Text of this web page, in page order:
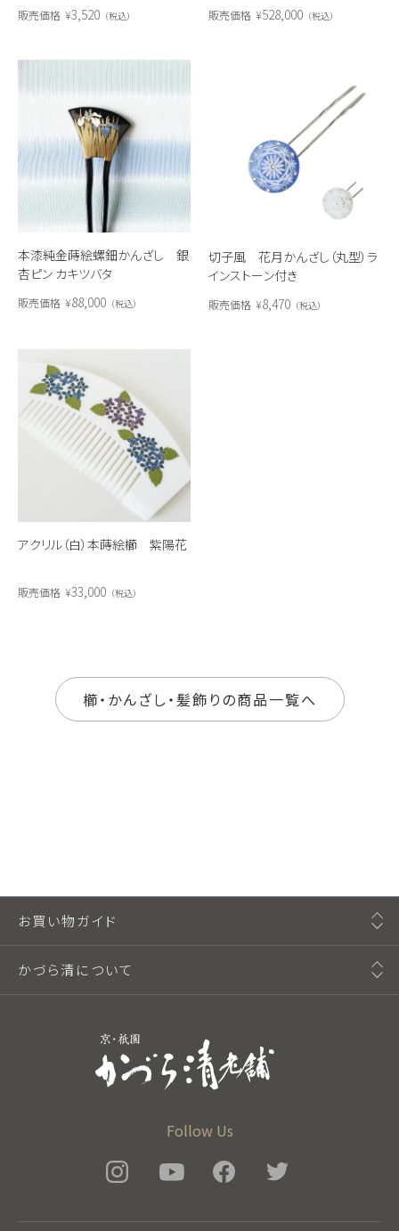
販売価格 ¥3,520 税込 販売価格 ¥528,000 税込
本漆純金蒔絵螺鈿かんざし 銀
杏ピン カキツバタ
販売価格 ¥88,000 税込
切子風 花月かんざし（丸型）ラ
インストーン付き
販売価格 ¥8,470 税込
アクリル（白）本蒔絵櫛 紫陽花
販売価格 ¥33,000 税込
櫛・かんざし・髪飾りの商品一覧へ
Follow Us
お買い物ガイド
かづら清について